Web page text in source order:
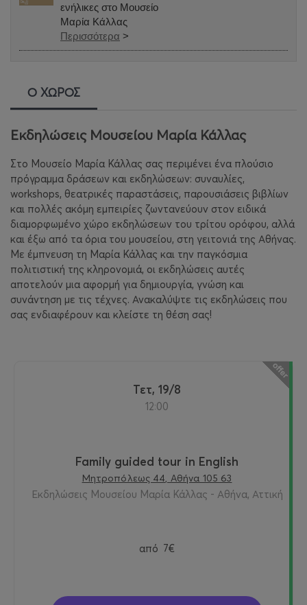
ενήλικες στο Μουσείο
Μαρία Κάλλας
Περισσότερα >
Ο ΧΩΡΟΣ
Εκδηλώσεις Μουσείου Μαρία Κάλλας
Στο Μουσείο Μαρία Κάλλας σας περιμένει ένα πλούσιο
πρόγραμμα δράσεων και εκδηλώσεων: συναυλίες,
workshops, θεατρικές παραστάσεις, παρουσιάσεις βιβλίων
και πολλές ακόμη εμπειρίες ζωντανεύουν στον ειδικά
διαμορφωμένο χώρο εκδηλώσεων του τρίτου ορόφου, αλλά
και έξω από τα όρια του μουσείου, στη γειτονιά της Αθήνας.
Με έμπνευση τη Μαρία Κάλλας και την παγκόσμια
πολιτιστική της κληρονομιά, οι εκδηλώσεις αυτές
αποτελούν μια αφορμή για δημιουργία, γνώση και
συνάντηση με τις τέχνες. Ανακαλύψτε τις εκδηλώσεις που
σας ενδιαφέρουν και κλείστε τη θέση σας!
Τετ, 19/8
12:00
Family guided tour in English
Μητροπόλεως 44, Αθήνα 105 63
Εκδηλώσεις Μουσείου Μαρία Κάλλας - Αθήνα, Αττική
από 7€